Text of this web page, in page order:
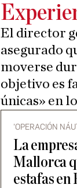
El director
asegurado
moverse
objetivo es
únicas» en
'OPERACIÓN
La
Mallorca
estafas en